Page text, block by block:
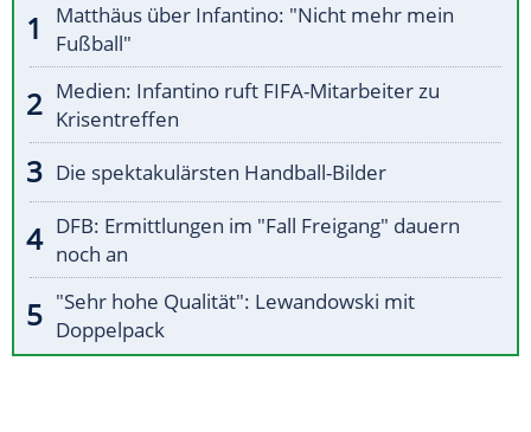
Matthäus über Infantino: "Nicht mehr mein
Fußball"
Medien: Infantino ruft FIFA-Mitarbeiter zu
Krisentreffen
Die spektakulärsten Handball-Bilder
DFB: Ermittlungen im "Fall Freigang" dauern
noch an
"Sehr hohe Qualität": Lewandowski mit
Doppelpack